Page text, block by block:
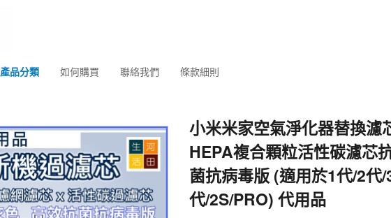
產品分類 如何購買 聯絡我們 條款細則
小米米家空氣淨化器替換濾
HEPA複合顆粒活性碳濾芯
菌抗病毒版 (適用於1代/2代/
代/2S/PRO) 代用品